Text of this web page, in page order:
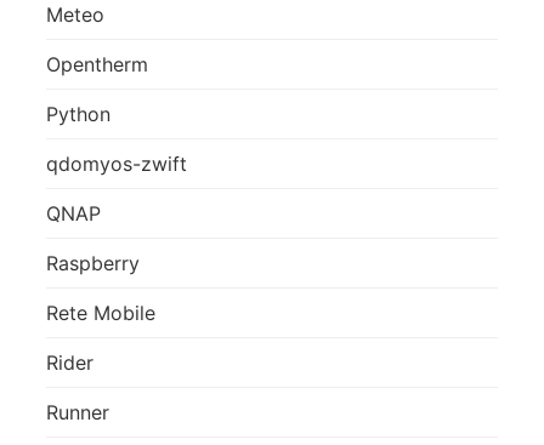
Meteo
Opentherm
Python
qdomyos-zwift
QNAP
Raspberry
Rete Mobile
Rider
Runner